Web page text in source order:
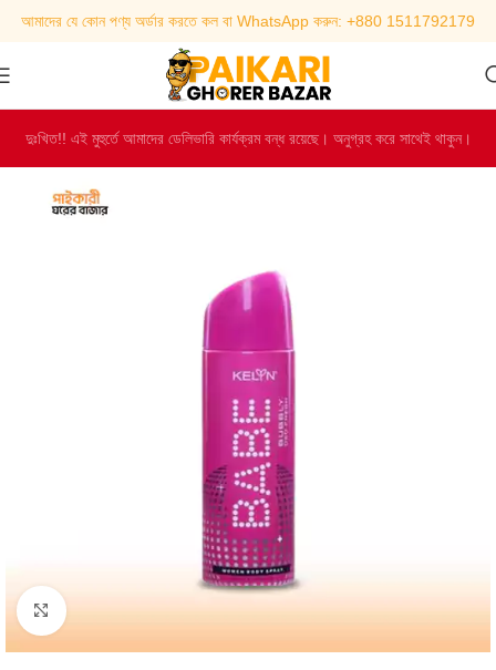
আমাদের যে কোন পণ্য অর্ডার করতে কল বা WhatsApp করুন: +880 1511792179
দুঃখিত!! এই মুহুর্তে আমাদের ডেলিভারি কার্যক্রম বন্ধ রয়েছে। অনুগ্রহ করে সাথেই থাকুন।
Click to enlarge